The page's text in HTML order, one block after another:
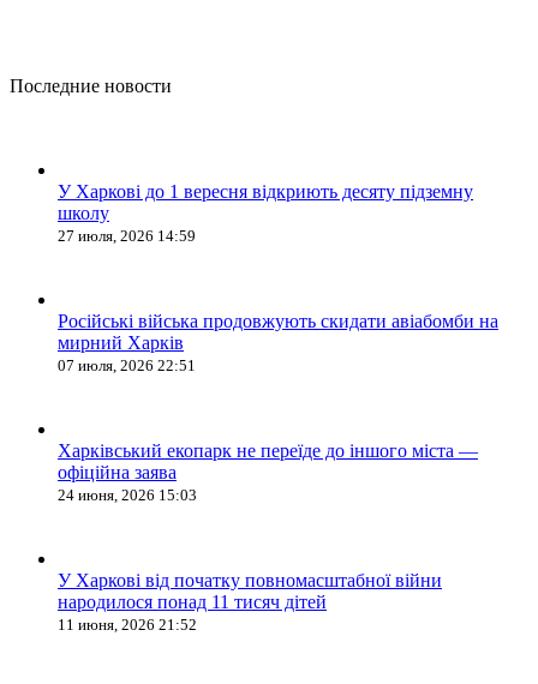
Последние новости
У Харкові до 1 вересня відкриють десяту підземну
школу
27 июля, 2026 14:59
Російські війська продовжують скидати авіабомби на
мирний Харків
07 июля, 2026 22:51
Харківський екопарк не переїде до іншого міста —
офіційна заява
24 июня, 2026 15:03
У Харкові від початку повномасштабної війни
народилося понад 11 тисяч дітей
11 июня, 2026 21:52